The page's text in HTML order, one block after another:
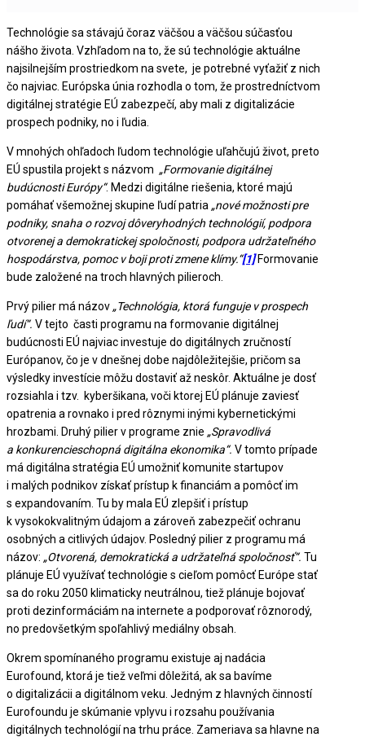
Technológie sa stávajú čoraz väčšou a väčšou súčasťou
nášho života. Vzhľadom na to, že sú technológie aktuálne
najsilnejším prostriedkom na svete, je potrebné vyťažiť z nich
čo najviac. Európska únia rozhodla o tom, že prostredníctvom
digitálnej stratégie EÚ zabezpečí, aby mali z digitalizácie
prospech podniky, no i ľudia.
V mnohých ohľadoch ľudom technológie uľahčujú život, preto
EÚ spustila projekt s názvom „Formovanie digitálnej
budúcnosti Európy“. Medzi digitálne riešenia, ktoré majú
pomáhať všemožnej skupine ľudí patria „nové možnosti pre
podniky, snaha o rozvoj dôveryhodných technológií, podpora
otvorenej a demokratickej spoločnosti, podpora udržateľného
hospodárstva, pomoc v boji proti zmene klímy.“[1] Formovanie
bude založené na troch hlavných pilieroch.
Prvý pilier má názov „Technológia, ktorá funguje v prospech
ľudí“. V tejto časti programu na formovanie digitálnej
budúcnosti EÚ najviac investuje do digitálnych zručností
Európanov, čo je v dnešnej dobe najdôležitejšie, pričom sa
výsledky investície môžu dostaviť až neskôr. Aktuálne je dosť
rozsiahla i tzv. kyberšikana, voči ktorej EÚ plánuje zaviesť
opatrenia a rovnako i pred rôznymi inými kybernetickými
hrozbami. Druhý pilier v programe znie „Spravodlivá
a konkurencieschopná digitálna ekonomika“. V tomto prípade
má digitálna stratégia EÚ umožniť komunite startupov
i malých podnikov získať prístup k financiám a pomôcť im
s expandovaním. Tu by mala EÚ zlepšiť i prístup
k vysokokvalitným údajom a zároveň zabezpečiť ochranu
osobných a citlivých údajov. Posledný pilier z programu má
názov: „Otvorená, demokratická a udržateľná spoločnosť“. Tu
plánuje EÚ využívať technológie s cieľom pomôcť Európe stať
sa do roku 2050 klimaticky neutrálnou, tiež plánuje bojovať
proti dezinformáciám na internete a podporovať rôznorodý,
no predovšetkým spoľahlivý mediálny obsah.
Okrem spomínaného programu existuje aj nadácia
Eurofound, ktorá je tiež veľmi dôležitá, ak sa bavíme
o digitalizácii a digitálnom veku. Jedným z hlavných činností
Eurofoundu je skúmanie vplyvu i rozsahu používania
digitálnych technológií na trhu práce. Zameriava sa hlavne na